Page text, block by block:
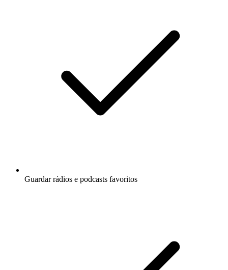
Guardar rádios e podcasts favoritos